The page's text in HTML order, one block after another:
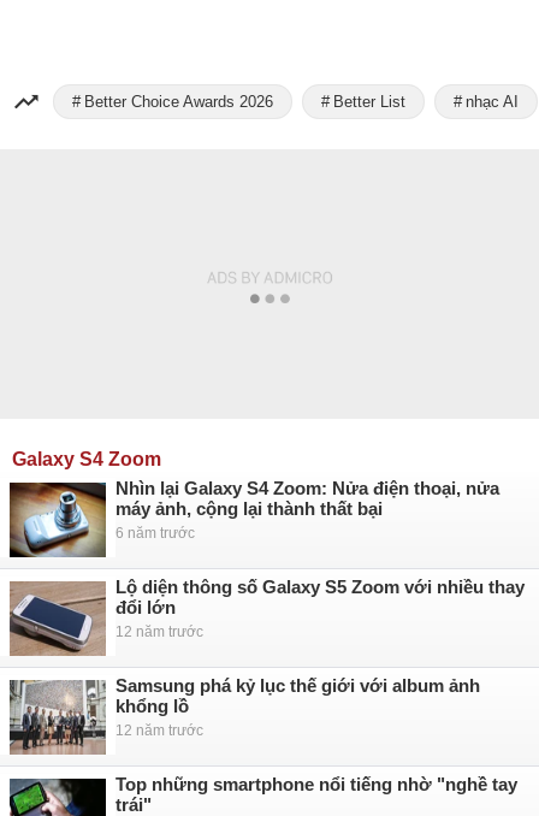
Better Choice Awards 2026 Better List nhạc AI
Galaxy S4 Zoom
Nhìn lại Galaxy S4 Zoom: Nửa điện thoại, nửa
máy ảnh, cộng lại thành thất bại
6 năm trước
Lộ diện thông số Galaxy S5 Zoom với nhiều thay
đổi lớn
12 năm trước
Samsung phá kỷ lục thế giới với album ảnh
khổng lồ
12 năm trước
Top những smartphone nổi tiếng nhờ "nghề tay
trái"